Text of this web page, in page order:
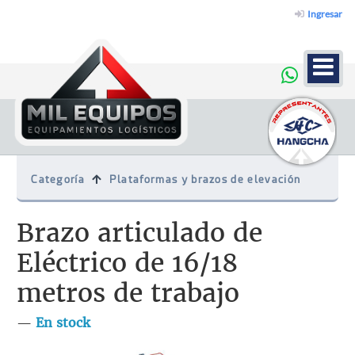
Ingresar
Categoría Plataformas y brazos de elevación
Brazo articulado de
Eléctrico de 16/18
metros de trabajo
—En stock